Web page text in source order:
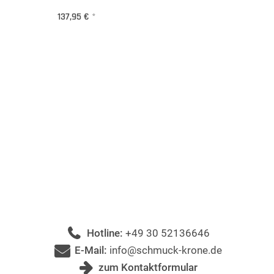
137,95 € *
Hotline: +49 30 52136646
E-Mail: info@schmuck-krone.de
zum Kontaktformular